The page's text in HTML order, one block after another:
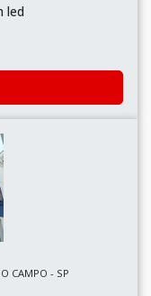
led
CAMPO - SP